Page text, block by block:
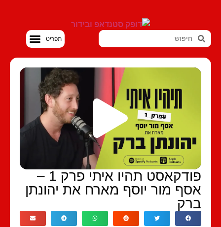
פודקאסט תהיו איתי פרק 1 –
מור יוסף מארח את יהונתן